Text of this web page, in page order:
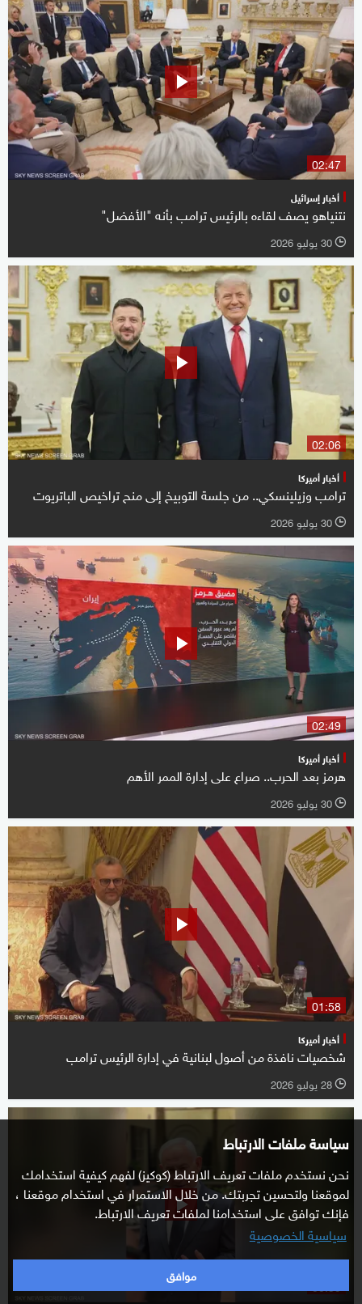
سياسة ملفات الارتباط
نحن نستخدم ملفات تعريف الارتباط (كوكيز) لفهم كيفية استخدامك
لموقعنا ولتحسين تجربتك. من خلال الاستمرار في استخدام موقعنا ،
فإنك توافق على استخدامنا لملفات تعريف الارتباط.
سياسية الخصوصية
موافق
02:47
أخبار إسرائيل
نتنياهو يصف لقاءه بالرئيس ترامب بأنه "الأفضل"
l 30 يوليو 2026
02:06
أخبار أميركا
ترامب وزيلينسكي.. من جلسة التوبيخ إلى منح تراخيص الباتريوت
l 30 يوليو 2026
02:49
أخبار أميركا
هرمز بعد الحرب.. صراع على إدارة الممر الأهم
l 30 يوليو 2026
01:58
أخبار أميركا
شخصيات نافذة من أصول لبنانية في إدارة الرئيس ترامب
l 28 يوليو 2026